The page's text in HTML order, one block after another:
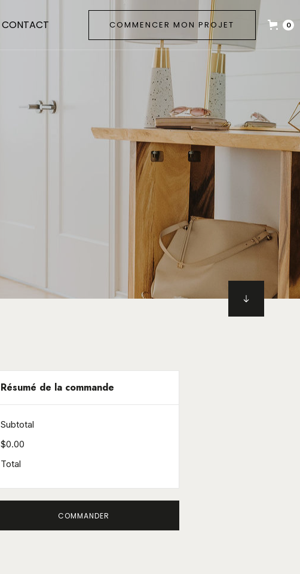
CONTACT COMMENCER MON PROJET 0
Résumé de la commande
Subtotal
$0.00
Total
COMMANDER